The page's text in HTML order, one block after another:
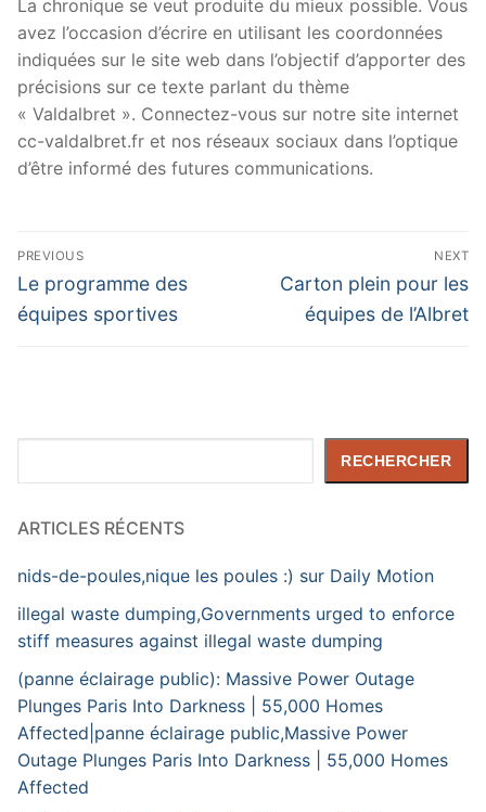
La chronique se veut produite du mieux possible. Vous
avez l’occasion d’écrire en utilisant les coordonnées
indiquées sur le site web dans l’objectif d’apporter des
précisions sur ce texte parlant du thème
« Valdalbret ». Connectez-vous sur notre site internet
cc-valdalbret.fr et nos réseaux sociaux dans l’optique
d’être informé des futures communications.
Navigation
de
l’article
PREVIOUS
Previous
post:
Le programme des
équipes sportives
NEXT
Next
post:
Carton plein pour les
équipes de l’Albret
RECHERCHER
ARTICLES RÉCENTS
nids-de-poules,nique les poules :) sur Daily Motion
illegal waste dumping,Governments urged to enforce
stiff measures against illegal waste dumping
(panne éclairage public): Massive Power Outage
Plunges Paris Into Darkness | 55,000 Homes
Affected|panne éclairage public,Massive Power
Outage Plunges Paris Into Darkness | 55,000 Homes
Affected